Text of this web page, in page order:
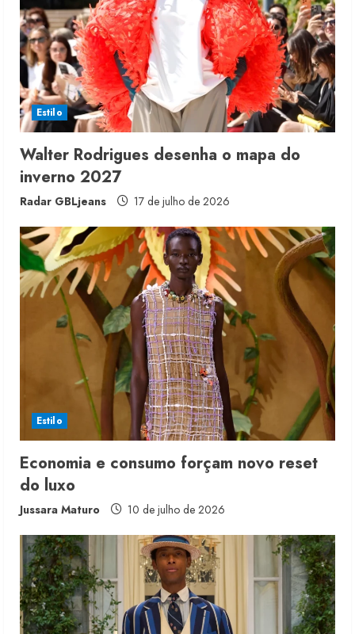
e
a
d
i
n
g
Estilo
Walter Rodrigues desenha o mapa do
inverno 2027
Radar GBLjeans 17 de julho de 2026
Estilo
Economia e consumo forçam novo reset
do luxo
Jussara Maturo 10 de julho de 2026
Renata Caixeta assume Movimento
Sou de Algodão
5 de agosto de 2026